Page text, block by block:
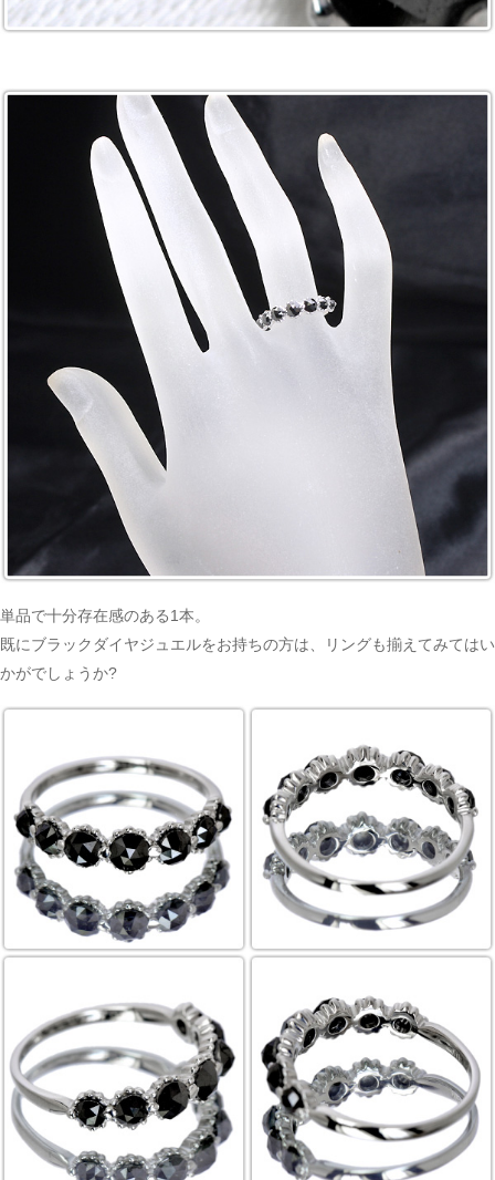
単品で十分存在感のある1本。
既にブラックダイヤジュエルをお持ちの方は、リングも揃えてみてはい
かがでしょうか?